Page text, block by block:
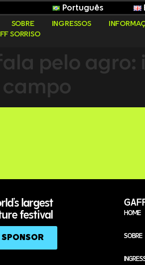
Português
SOBRE INGRESSOS
SORRISO
fala pelo
campo
largest
festival
SPONSOR
HOME
SOBRE